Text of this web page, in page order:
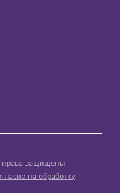
защищены
на обработку